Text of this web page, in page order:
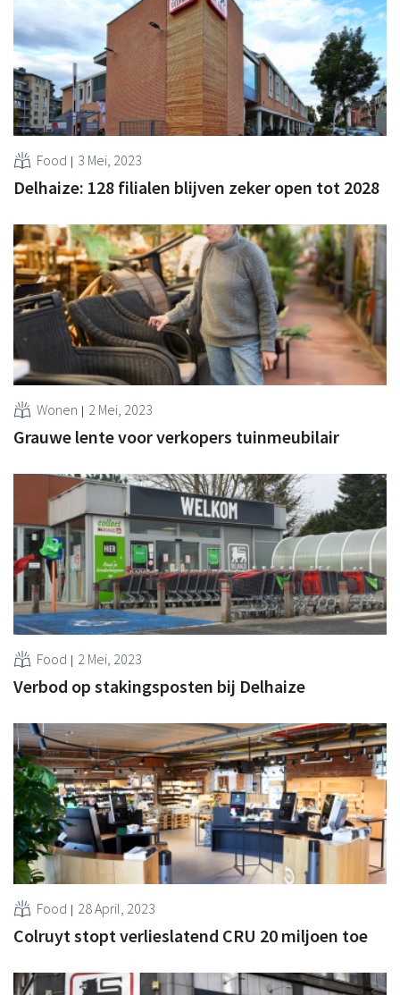
Food 3 Mei, 2023
Delhaize: 128 filialen blijven zeker open tot 2028
Wonen 2 Mei, 2023
Grauwe lente voor verkopers tuinmeubilair
Food 2 Mei, 2023
Verbod op stakingsposten bij Delhaize
Food 28 April, 2023
Colruyt stopt verlieslatend CRU 20 miljoen toe